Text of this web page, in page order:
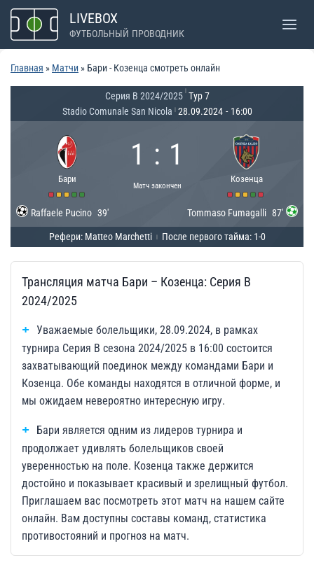
Перейти
содержимому
LIVEBOX
ФУТБОЛЬНЫЙ ПРОВОДНИК
Главная » Матчи » Бари - Козенца смотреть онлайн
Серия B 2024/2025 Тур 7
Stadio Comunale San Nicola 28.09.2024 - 16:00
Бари
1 : 1
Матч закончен
Козенца
Raffaele Pucino 39' Tommaso Fumagalli 87'
Рефери: Matteo Marchetti После первого тайма: 1-0
Трансляция матча Бари – Козенца: Серия B
2024/2025
Уважаемые болельщики, 28.09.2024, в рамках
турнира Серия B сезона 2024/2025 в 16:00 состоится
захватывающий поединок между командами Бари и
Козенца. Обе команды находятся в отличной форме, и
мы ожидаем невероятно интересную игру.
Бари является одним из лидеров турнира и
продолжает удивлять болельщиков своей
уверенностью на поле. Козенца также держится
достойно и показывает красивый и зрелищный футбол.
Приглашаем вас посмотреть этот матч на нашем сайте
онлайн. Вам доступны составы команд, статистика
противостояний и прогноз на матч.